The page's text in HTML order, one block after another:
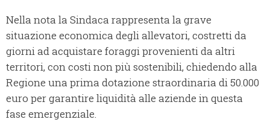
Nella nota la Sindaca rappresenta la grave
situazione economica degli allevatori, costretti da
giorni ad acquistare foraggi provenienti da altri
territori, con costi non più sostenibili, chiedendo alla
Regione una prima dotazione straordinaria di 50.000
euro per garantire liquidità alle aziende in questa
fase emergenziale.